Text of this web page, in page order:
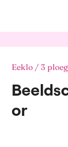
en
Consumer
Durables
Eeklo / 3
or